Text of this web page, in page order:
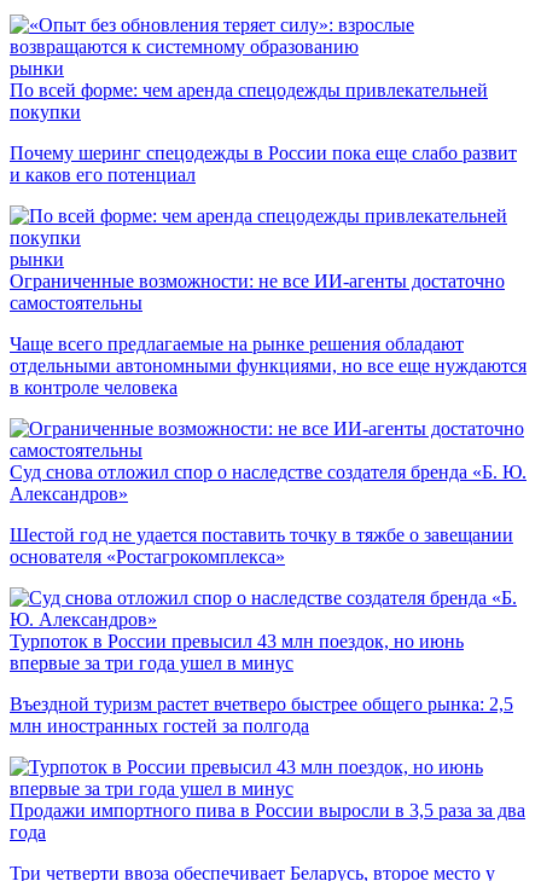
рынки
По всей форме: чем аренда спецодежды привлекательней
покупки
Почему шеринг спецодежды в России пока еще слабо развит
и каков его потенциал
рынки
Ограниченные возможности: не все ИИ-агенты достаточно
самостоятельны
Чаще всего предлагаемые на рынке решения обладают
отдельными автономными функциями, но все еще нуждаются
в контроле человека
Суд снова отложил спор о наследстве создателя бренда «Б. Ю.
Александров»
Шестой год не удается поставить точку в тяжбе о завещании
основателя «Ростагрокомплекса»
Турпоток в России превысил 43 млн поездок, но июнь
впервые за три года ушел в минус
Въездной туризм растет вчетверо быстрее общего рынка: 2,5
млн иностранных гостей за полгода
Продажи импортного пива в России выросли в 3,5 раза за два
года
Три четверти ввоза обеспечивает Беларусь, второе место у